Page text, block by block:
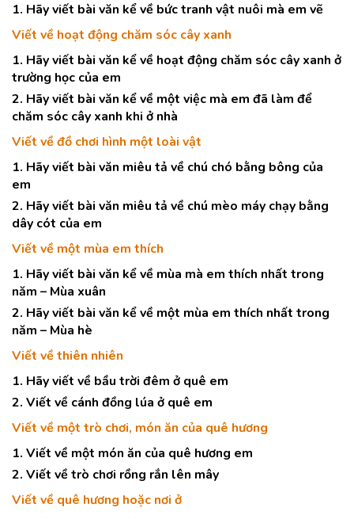
1. Hãy viết bài văn kể về bức tranh vật nuôi mà em vẽ
Viết về hoạt động chăm sóc cây xanh
1. Hãy viết bài văn kể về hoạt động chăm sóc cây xanh ở
trường học của em
2. Hãy viết bài văn kể về một việc mà em đã làm để
chăm sóc cây xanh khi ở nhà
Viết về đồ chơi hình một loài vật
1. Hãy viết bài văn miêu tả về chú chó bằng bông của
em
2. Hãy viết bài văn miêu tả về chú mèo máy chạy bằng
dây cót của em
Viết về một mùa em thích
1. Hãy viết bài văn kể về mùa mà em thích nhất trong
năm – Mùa xuân
2. Hãy viết bài văn kể về một mùa em thích nhất trong
năm – Mùa hè
Viết về thiên nhiên
1. Hãy viết về bầu trời đêm ở quê em
2. Viết về cánh đồng lúa ở quê em
Viết về một trò chơi, món ăn của quê hương
1. Viết về một món ăn của quê hương em
2. Viết về trò chơi rồng rắn lên mây
Viết về quê hương hoặc nơi ở